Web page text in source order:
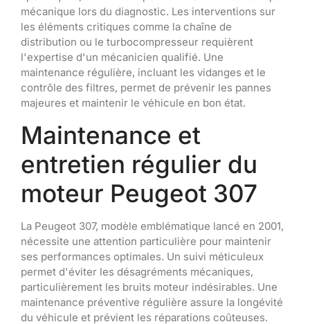
mécanique lors du diagnostic. Les interventions sur
les éléments critiques comme la chaîne de
distribution ou le turbocompresseur requièrent
l'expertise d'un mécanicien qualifié. Une
maintenance régulière, incluant les vidanges et le
contrôle des filtres, permet de prévenir les pannes
majeures et maintenir le véhicule en bon état.
Maintenance et
entretien régulier du
moteur Peugeot 307
La Peugeot 307, modèle emblématique lancé en 2001,
nécessite une attention particulière pour maintenir
ses performances optimales. Un suivi méticuleux
permet d'éviter les désagréments mécaniques,
particulièrement les bruits moteur indésirables. Une
maintenance préventive régulière assure la longévité
du véhicule et prévient les réparations coûteuses.